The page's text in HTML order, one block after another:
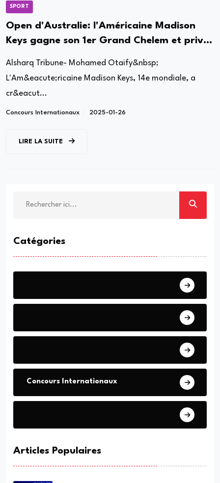
SPORT
Open d'Australie: l'Américaine Madison
Keys gagne son 1er Grand Chelem et prive
Alsharq Tribune- Mohamed Otaify&nbsp;
L'Am&eacute;ricaine Madison Keys, 14e mondiale, a
cr&eacut...
Concours Internationaux 2025-01-26
LIRE LA SUITE
Catégories
Concours Internationaux
Articles Populaires